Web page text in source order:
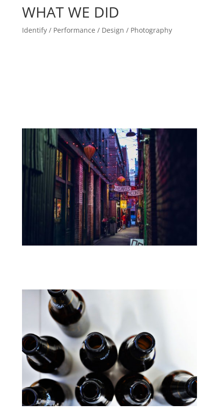
WHAT WE DID
Identify / Performance / Design / Photography